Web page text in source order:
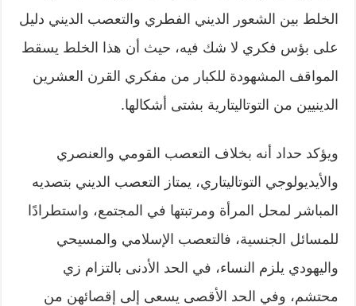
الخلط بين الشعور الديني الفطري والتعصب الديني دليل
على بؤس فكري لا شك فيه، حيث أن هذا الخلط يسقط
المواقف المشهودة للكبار من مفكري القرن العشرين
الدينيين من التوتاليتارية بشتى أشكالها.
ويؤكد حداد أنه بخلاف التعصب القومي والعنصري
والأيديولوجي التوتاليتاري، يمتاز التعصب الديني بتصديه
المباشر لمحل المرأة ومرتبتها في المجتمع، واستطرادًا
للمسائل الجنسية، فالتعصب الإسلامي والمسيحي
واليهودي يلزم النساء، في الحد الأدنى بالتزام زي
محتشم، وفي الحد الأقصى يسعى إلى إقصائهن من